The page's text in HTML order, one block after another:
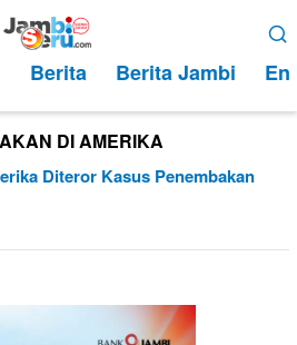
Berita Berita Jambi
DI AMERIKA
Diteror Kasus Penembakan